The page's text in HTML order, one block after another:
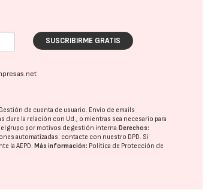
SUSCRIBIRME GRATIS
de cuenta de usuario. Envío de emails
dure la relación con Ud., o mientras sea necesario para
grupo por motivos de gestión interna. Derechos:
automatizadas: contacte con nuestro DPD. Si
laAEPD. Más información: Política de Protección de